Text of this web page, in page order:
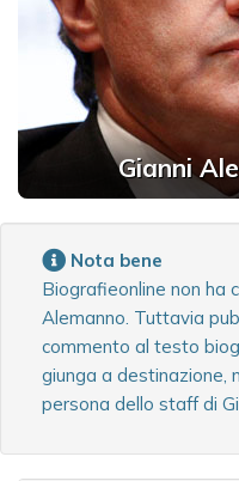
Gianni
Nota bene
Biografieonline non ha
Alemanno. Tuttavia
commento al testo
giunga a destinazione,
persona dello staff di